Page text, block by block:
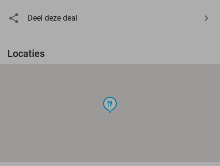
Deel deze deal
Locaties
food